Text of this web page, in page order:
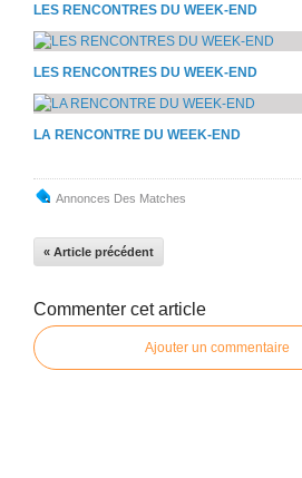
LES RENCONTRES DU WEEK-END
LES RENCONTRES DU WEEK-END
LA RENCONTRE DU WEEK-END
Annonces Des Matches
« Article précédent
Commenter cet article
Ajouter un commentaire